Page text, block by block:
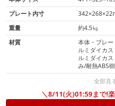
プレート内寸
重量
約4.5㎏
材質
本体・プレ
ルミダイカ
ルミダイカ
み/耐熱ABS
全部見
＼8/11(火)01:59まで!